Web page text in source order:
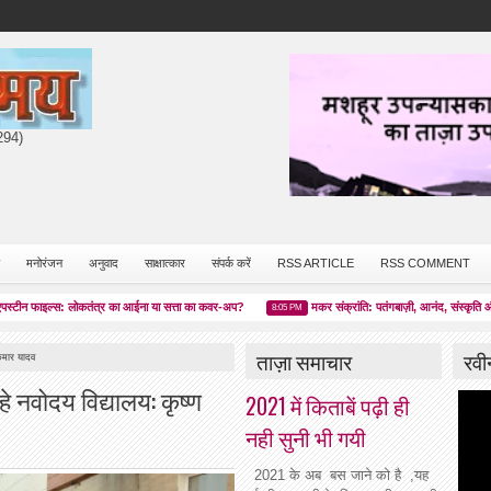
मनोरंजन अनुवाद साक्षात्कार संपर्क करें RSS ARTICLE RSS COMMENT
लोकतंत्र का आईना या सत्ता का कवर-अप? 8:05 PM मकर संक्रांति: पतंगबाज़ी, आनंद, संस्कृति और
यादव
विद्यालय: कृष्ण
ताज़ा समाचार
2021 में किताबें पढ़ी ही
नही सुनी भी गयी
2021 के अब बस जाने को है ,यह